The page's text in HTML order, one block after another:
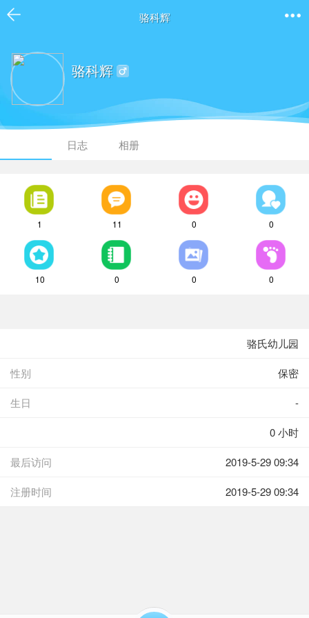
骆科辉
骆科辉
日志 相册
1 11 0 0
10 0 0 0
骆氏幼儿园
性别 保密
生日 -
0 小时
最后访问 2019-5-29 09:34
注册时间 2019-5-29 09:34